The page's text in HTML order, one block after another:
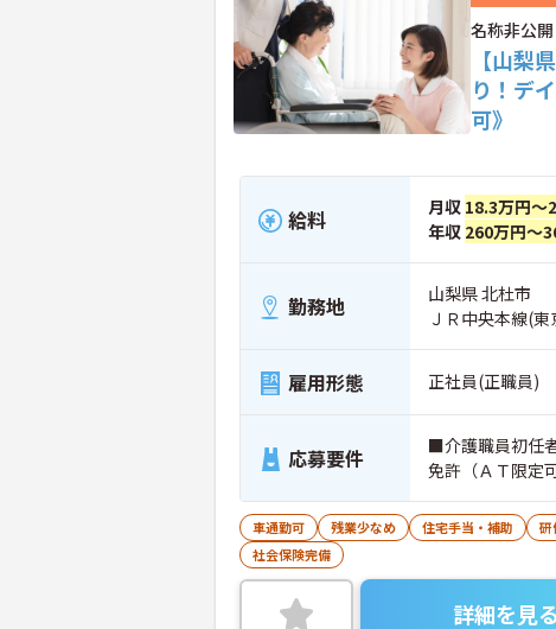
名称非公
【山梨
り！デ
可》
給料 月収 18.3万円～
年収 260万円～
勤務地
山梨県 北杜市
ＪＲ中央本線(
雇用形態 正社員(正職員)
応募要件
■介護職員初任
免許（ＡＴ限定可
車通勤可 残業少なめ 住宅手当・補助 研
社会保険完備
詳細を見る